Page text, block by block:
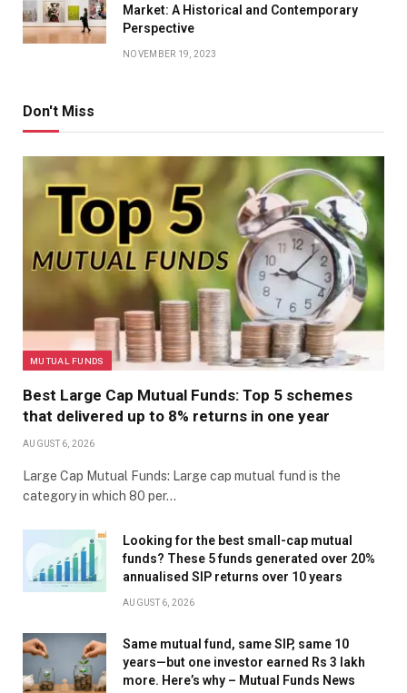
Market: A Historical and Contemporary
Perspective
NOVEMBER 19, 2023
Don't Miss
MUTUAL FUNDS
Best Large Cap Mutual Funds: Top 5 schemes
that delivered up to 8% returns in one year
AUGUST 6, 2026
Large Cap Mutual Funds: Large cap mutual fund is the
category in which 80 per…
Looking for the best small-cap mutual
funds? These 5 funds generated over 20%
annualised SIP returns over 10 years
AUGUST 6, 2026
Same mutual fund, same SIP, same 10
years—but one investor earned Rs 3 lakh
more. Here’s why – Mutual Funds News